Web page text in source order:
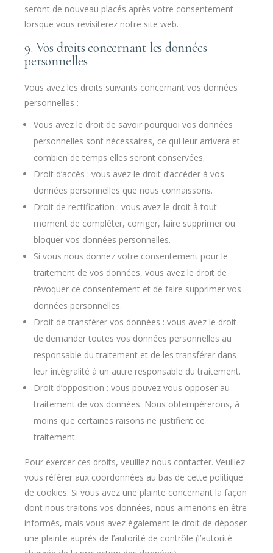
seront de nouveau placés après votre consentement
lorsque vous revisiterez notre site web.
9. Vos droits concernant les données
personnelles
Vous avez les droits suivants concernant vos données
personnelles :
Vous avez le droit de savoir pourquoi vos données
personnelles sont nécessaires, ce qui leur arrivera et
combien de temps elles seront conservées.
Droit d’accès : vous avez le droit d’accéder à vos
données personnelles que nous connaissons.
Droit de rectification : vous avez le droit à tout
moment de compléter, corriger, faire supprimer ou
bloquer vos données personnelles.
Si vous nous donnez votre consentement pour le
traitement de vos données, vous avez le droit de
révoquer ce consentement et de faire supprimer vos
données personnelles.
Droit de transférer vos données : vous avez le droit
de demander toutes vos données personnelles au
responsable du traitement et de les transférer dans
leur intégralité à un autre responsable du traitement.
Droit d’opposition : vous pouvez vous opposer au
traitement de vos données. Nous obtempérerons, à
moins que certaines raisons ne justifient ce
traitement.
Pour exercer ces droits, veuillez nous contacter. Veuillez
vous référer aux coordonnées au bas de cette politique
de cookies. Si vous avez une plainte concernant la façon
dont nous traitons vos données, nous aimerions en être
informés, mais vous avez également le droit de déposer
une plainte auprès de l’autorité de contrôle (l’autorité